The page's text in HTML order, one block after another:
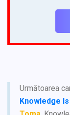
Următoarea
Knowledge